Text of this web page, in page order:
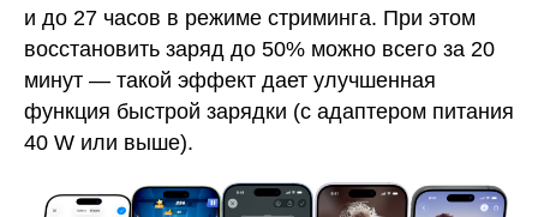
и до 27 часов в режиме стриминга. При этом
восстановить заряд до 50% можно всего за 20
минут — такой эффект дает улучшенная
функция быстрой зарядки (с адаптером питания
40 W или выше).